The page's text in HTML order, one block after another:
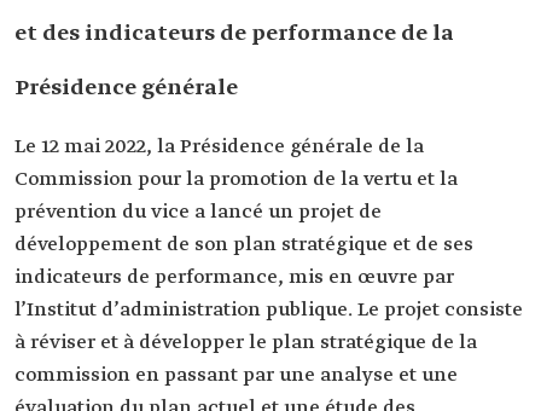
et des indicateurs de performance de la
Présidence générale
Le 12 mai 2022, la Présidence générale de la
Commission pour la promotion de la vertu et la
prévention du vice a lancé un projet de
développement de son plan stratégique et de ses
indicateurs de performance, mis en œuvre par
l’Institut d’administration publique. Le projet consiste
à réviser et à développer le plan stratégique de la
commission en passant par une analyse et une